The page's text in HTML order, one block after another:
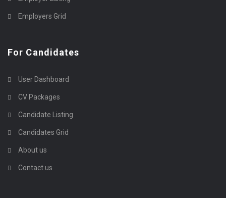
Employers Grid
For Candidates
User Dashboard
CV Packages
Candidate Listing
Candidates Grid
About us
Contact us